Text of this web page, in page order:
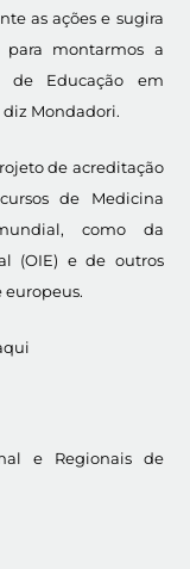
as ações e sugira
para montarmos a
de Educação em
diz Mondadori.
de acreditação
de Medicina
como da
(OIE) e de outros
europeus.
e Regionais de